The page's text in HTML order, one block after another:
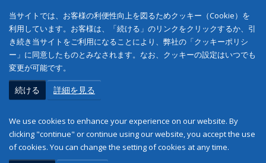
当サイトでは、お客様の利便性向上を図るためクッキー（Cookie）を
利用しています。お客様は、「続ける」のリンクをクリックするか、引
き続き当サイトをご利用になることにより、弊社の「クッキーポリシ
ー」に同意したものとみなされます。なお、クッキーの設定はいつでも
変更が可能です。
続ける 詳細を見る
We use cookies to enhance your experience on our website. By
clicking "continue" or continue using our website, you accept the use
of cookies. You can change the setting of cookies at any time.